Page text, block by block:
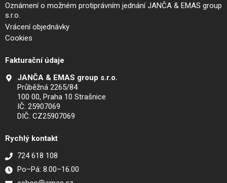
Oznámení o možném protiprávním jednání JANČA & EMAS group
s.r.o.
Vrácení objednávky
Cookies
Fakturační údaje
JANČA & EMAS group s.r.o.
Průběžná 2265/84
100 00, Praha 10 Strašnice
IČ: 25907069
DIČ: CZ25907069
Rychlý kontakt
724 618 108
Po–Pá: 8.00–16.00